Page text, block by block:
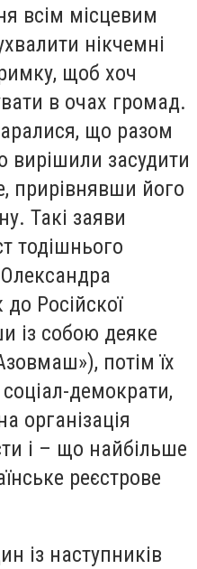
всім місцевим
нікчемні
щоб хоч
в очах громад.
що разом
вирішили засудити
прирівнявши його
Такі заяви
тодішнього
Російскої
із собою деяке
потім їх
демократи,
організація
і – що найбільше
реєстрове
із наступників